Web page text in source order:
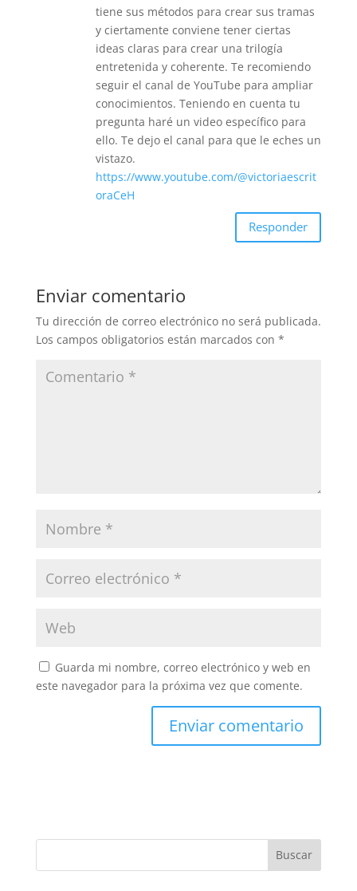
tiene sus métodos para crear sus tramas
y ciertamente conviene tener ciertas
ideas claras para crear una trilogía
entretenida y coherente. Te recomiendo
seguir el canal de YouTube para ampliar
conocimientos. Teniendo en cuenta tu
pregunta haré un video específico para
ello. Te dejo el canal para que le eches un
vistazo.
https://www.youtube.com/@victoriaescrit
oraCeH
Responder
Enviar comentario
Tu dirección de correo electrónico no será publicada.
Los campos obligatorios están marcados con *
Guarda mi nombre, correo electrónico y web en
este navegador para la próxima vez que comente.